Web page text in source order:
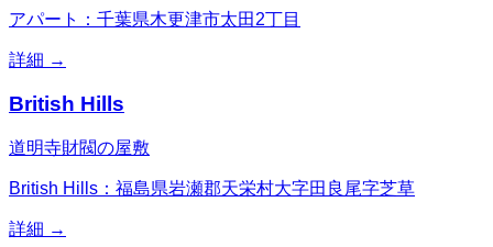
アパート：千葉県木更津市太田2丁目
詳細 →
British Hills
道明寺財閥の屋敷
British Hills：福島県岩瀬郡天栄村大字田良尾字芝草
詳細 →